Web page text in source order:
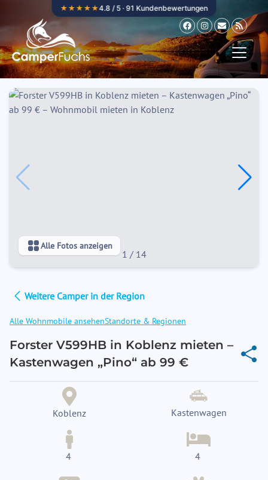
Zum Inhalt springen
1 / 14
Alle Fotos anzeigen
Weitere Camper in der Region
Alle Wohnmobile ansehenStandorte & Regionen
Forster V599HB in Koblenz mieten –
Kastenwagen „Pino“ ab 99 €
Koblenz Kastenwagen
4 4
★★★★★4.8 / 5 · 91 Kundenbewertungen